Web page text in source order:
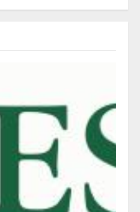
ム「QueryPie AIP」を提
るのか』について 企業法
事務所×5つのAIで実態調査
08/06/11:53:44
ライアンス、AIとIoTの共
する 「Agentic IoT Lab」